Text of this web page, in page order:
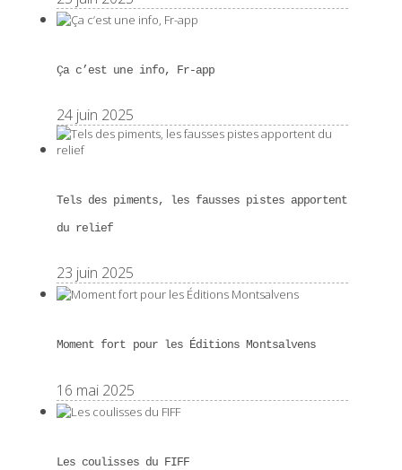
Ça c’est une info, Fr-app
24 juin 2025
Tels des piments, les fausses pistes apportent
du relief
23 juin 2025
Moment fort pour les Éditions Montsalvens
16 mai 2025
Les coulisses du FIFF